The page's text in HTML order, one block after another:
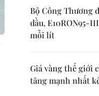
Bộ Công Thương
dầu, E10RON95-
mỗi lít
Giá vàng thế giới
tăng mạnh nhất